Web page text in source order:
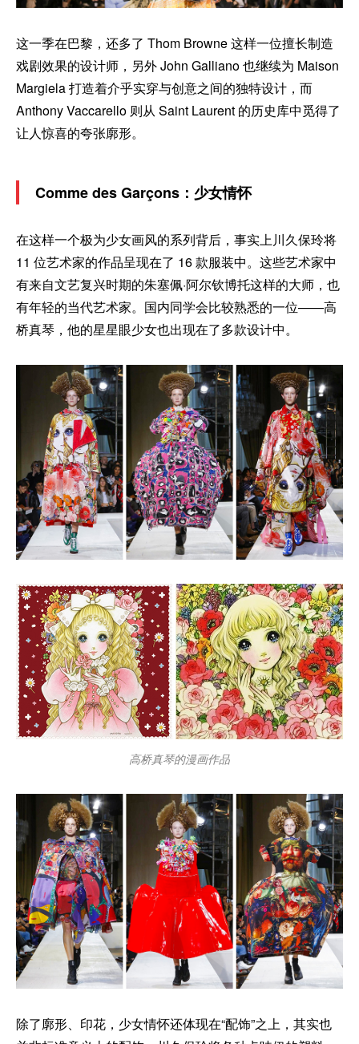
这一季在巴黎，还多了 Thom Browne 这样一位擅长制造
戏剧效果的设计师，另外 John Galliano 也继续为 Maison
Margiela 打造着介乎实穿与创意之间的独特设计，而
Anthony Vaccarello 则从 Saint Laurent 的历史库中觅得了
让人惊喜的夸张廓形。
Comme des Garçons：少女情怀
在这样一个极为少女画风的系列背后，事实上川久保玲将
11 位艺术家的作品呈现在了 16 款服装中。这些艺术家中
有来自文艺复兴时期的朱塞佩·阿尔钦博托这样的大师，也
有年轻的当代艺术家。国内同学会比较熟悉的一位——高
桥真琴，他的星星眼少女也出现在了多款设计中。
高桥真琴的漫画作品
除了廓形、印花，少女情怀还体现在“配饰”之上，其实也